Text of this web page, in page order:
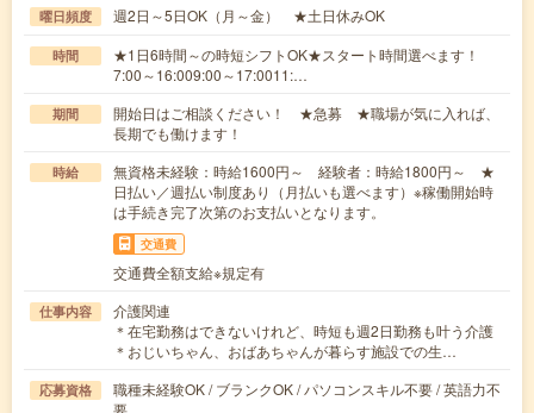
曜日頻度 週2日～5日OK（月～金） ★土日休みOK
時間
★1日6時間～の時短シフトOK★スタート時間選べます！
7:00～16:009:00～17:0011:…
期間
開始日はご相談ください！ ★急募 ★職場が気に入れば、
長期でも働けます！
時給
無資格未経験：時給1600円～ 経験者：時給1800円～ ★
日払い／週払い制度あり（月払いも選べます）※稼働開始時
は手続き完了次第のお支払いとなります。
交通費
交通費全額支給※規定有
仕事内容
介護関連
＊在宅勤務はできないけれど、時短も週2日勤務も叶う介護
＊おじいちゃん、おばあちゃんが暮らす施設での生…
応募資格
職種未経験OK / ブランクOK / パソコンスキル不要 / 英語力不
要